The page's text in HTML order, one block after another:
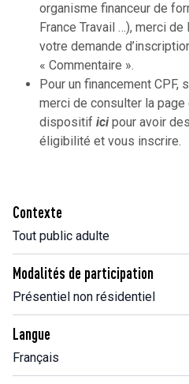
Contexte
Tout public adulte
Modalités de participation
Présentiel non résidentiel
Langue
Français
organisme financeur de
France Travail …), merci
votre demande
« Commentaire ».
Pour un financement
merci de consulter la
dispositif icipour avoir
éligibilité et vous inscrire.